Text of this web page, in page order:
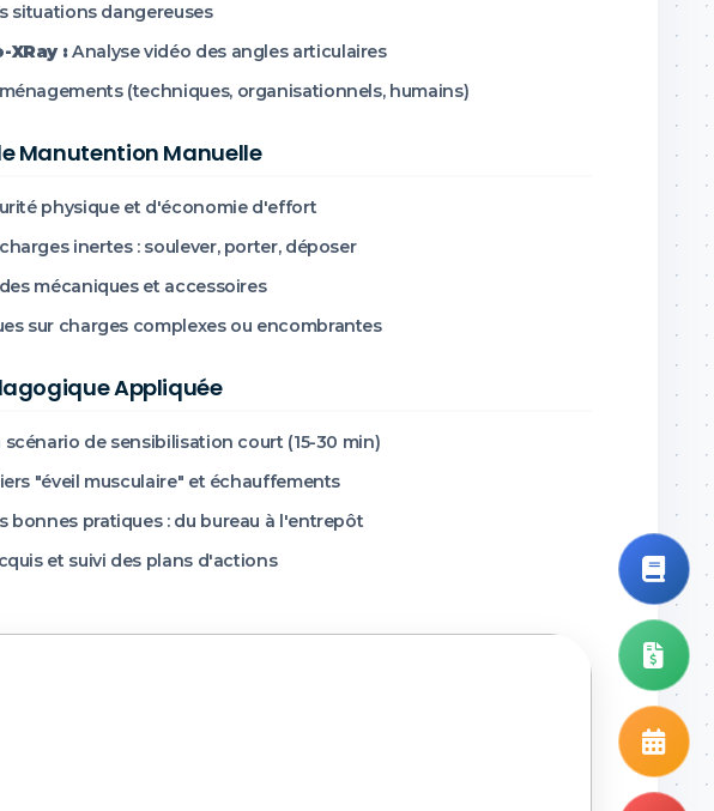
situations dangereuses
XRay :Analyse vidéo des angles articulaires
(techniques, organisationnels, humains)
Manutention Manuelle
physique et d'économie d'effort
inertes : soulever, porter, déposer
mécaniques et accessoires
sur charges complexes ou encombrantes
Appliquée
de sensibilisation court (15-30 min)
"éveil musculaire" et échauffements
bonnes pratiques : du bureau à l'entrepôt
et suivi des plans d'actions